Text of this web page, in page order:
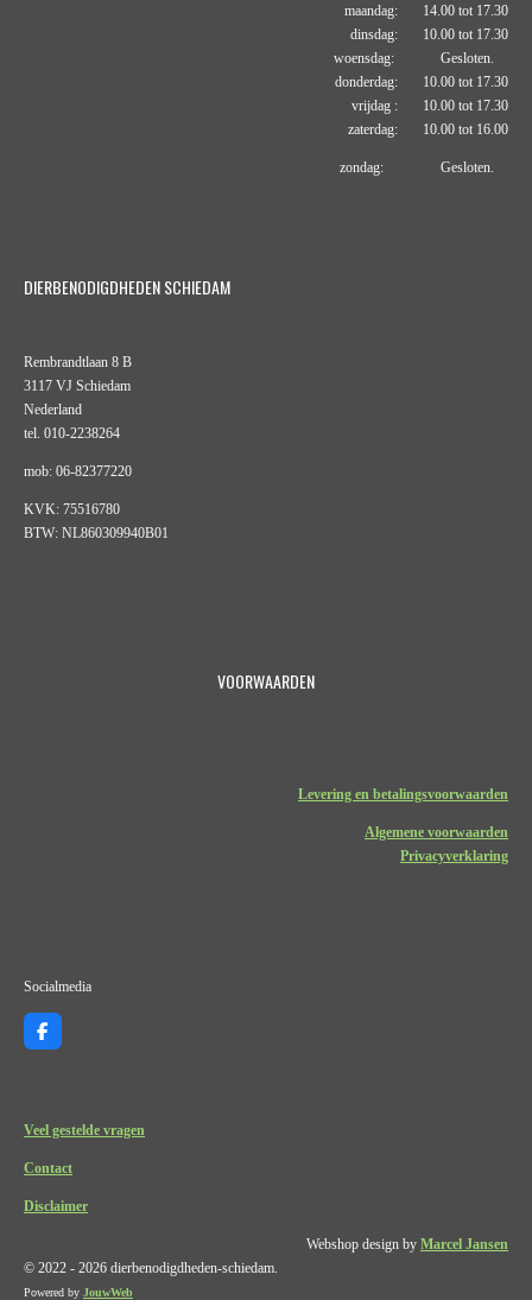
maandag: 14.00 tot 17.30
dinsdag: 10.00 tot 17.30
woensdag: Gesloten.
donderdag: 10.00 tot 17.30
vrijdag : 10.00 tot 17.30
zaterdag: 10.00 tot 16.00
zondag: Gesloten.
DIERBENODIGDHEDEN SCHIEDAM
Rembrandtlaan 8 B
3117 VJ Schiedam
Nederland
tel. 010-2238264
mob: 06-82377220
KVK: 75516780
BTW: NL860309940B01
VOORWAARDEN
Levering en betalingsvoorwaarden
Algemene voorwaarden
Privacyverklaring
Socialmedia
F
a
o
Veel gestelde vragen
Contact
Disclaimer
Webshop design by Marcel Jansen
© 2022 - 2026 dierbenodigdheden-schiedam.
Powered by JouwWeb